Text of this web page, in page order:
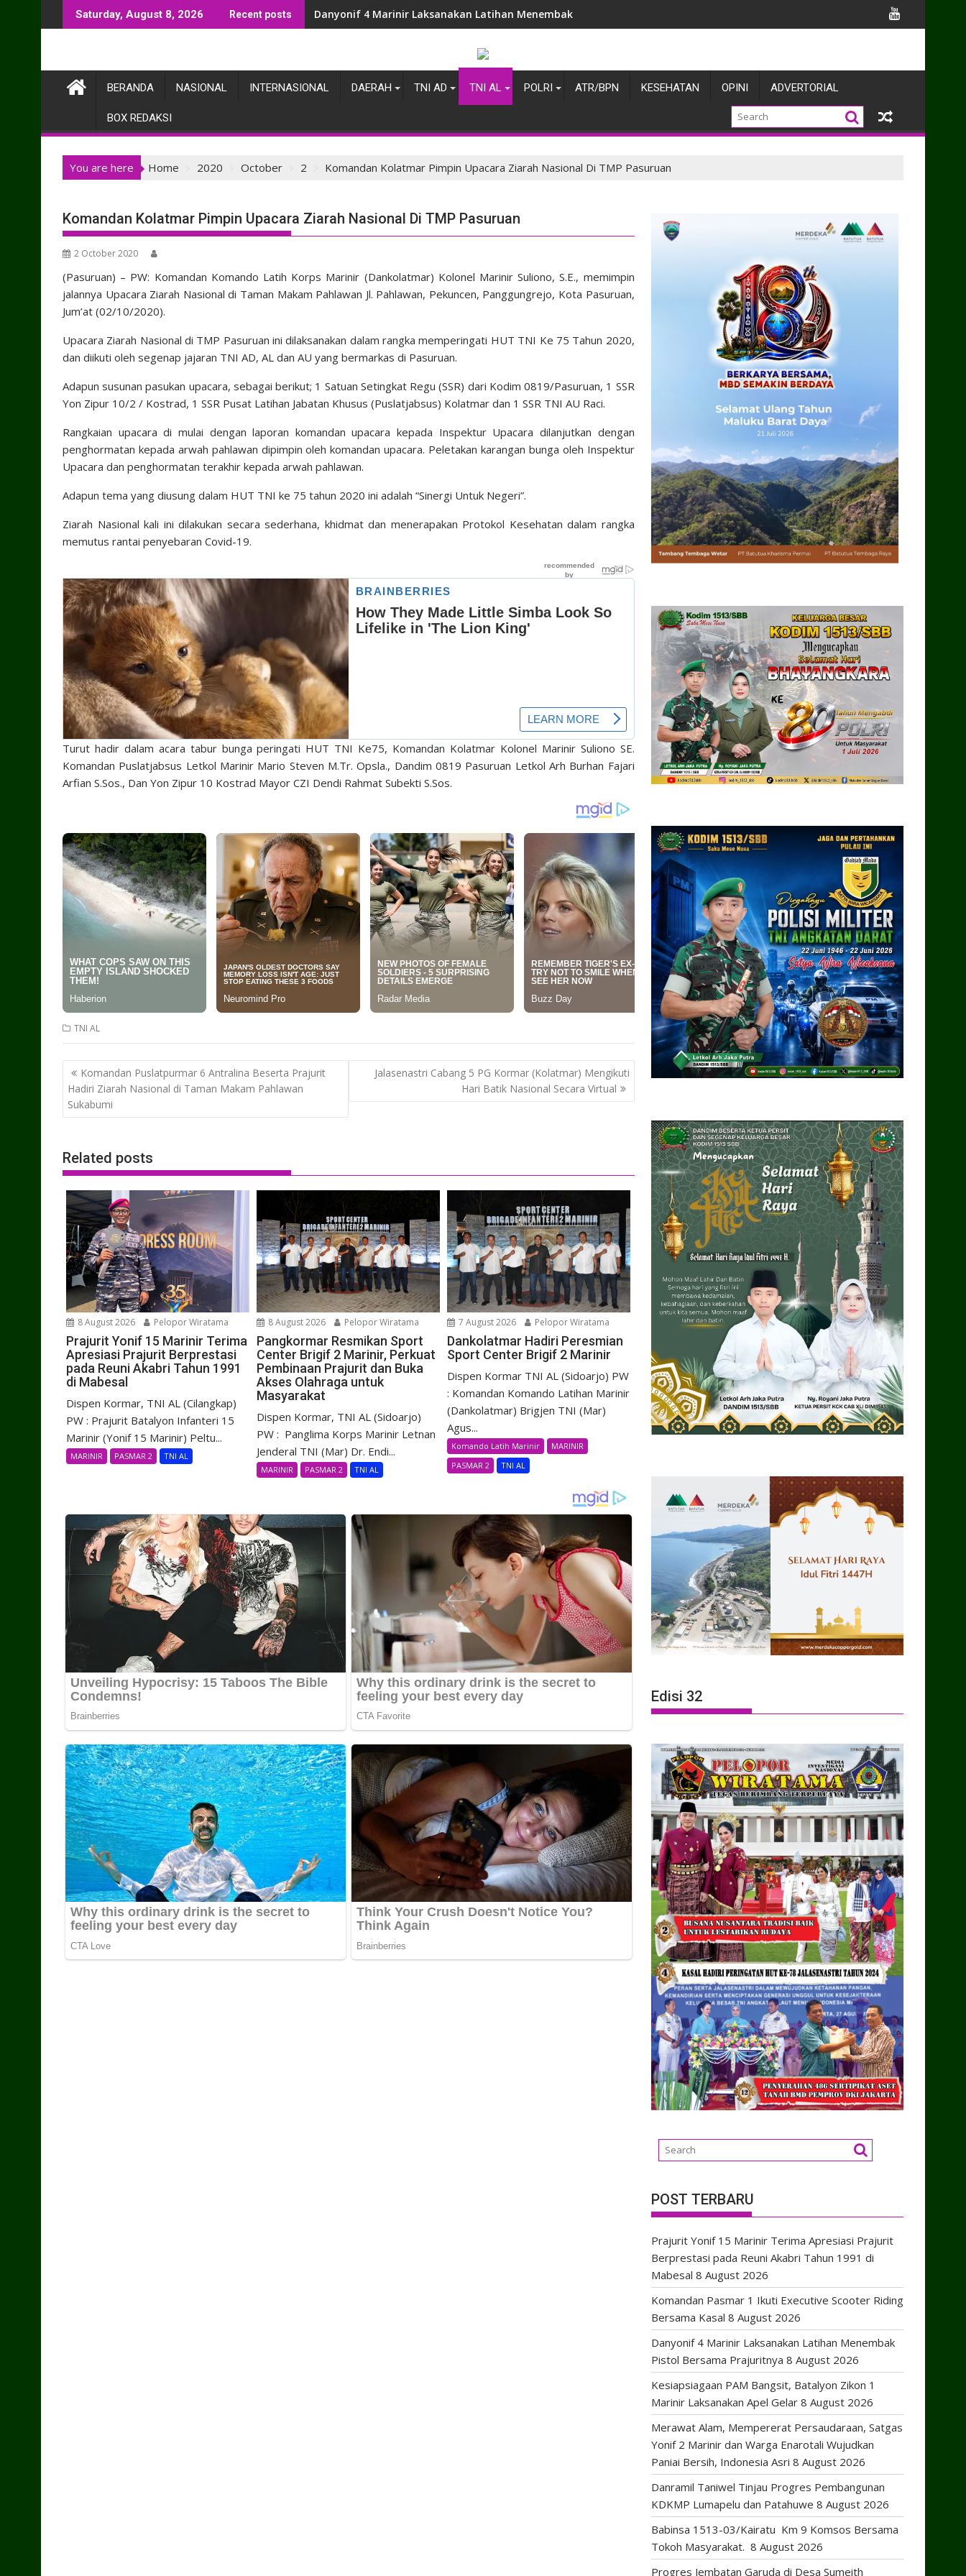
to
Saturday, August 8, 2026 Recent posts Danyonif 4 Marinir Laksanakan Latihan Menembak Pistol Bersama Prajuritnya
BERANDA NASIONAL INTERNASIONAL DAERAH TNI AD TNI AL POLRI ATR/BPN KESEHATAN OPINI ADVERTORIAL
BOX REDAKSI
You are here Home 2020 October 2 Komandan Kolatmar Pimpin Upacara Ziarah Nasional Di TMP Pasuruan
Komandan Kolatmar Pimpin Upacara Ziarah Nasional Di TMP Pasuruan
2 October 2020
(Pasuruan) – PW: Komandan Komando Latih Korps Marinir (Dankolatmar) Kolonel Marinir Suliono, S.E., memimpin
jalannya Upacara Ziarah Nasional di Taman Makam Pahlawan Jl. Pahlawan, Pekuncen, Panggungrejo, Kota Pasuruan,
Jum’at (02/10/2020).
Upacara Ziarah Nasional di TMP Pasuruan ini dilaksanakan dalam rangka memperingati HUT TNI Ke 75 Tahun 2020,
dan diikuti oleh segenap jajaran TNI AD, AL dan AU yang bermarkas di Pasuruan.
Adapun susunan pasukan upacara, sebagai berikut; 1 Satuan Setingkat Regu (SSR) dari Kodim 0819/Pasuruan, 1 SSR
Yon Zipur 10/2 / Kostrad, 1 SSR Pusat Latihan Jabatan Khusus (Puslatjabsus) Kolatmar dan 1 SSR TNI AU Raci.
Rangkaian upacara di mulai dengan laporan komandan upacara kepada Inspektur Upacara dilanjutkan dengan
penghormatan kepada arwah pahlawan dipimpin oleh komandan upacara. Peletakan karangan bunga oleh Inspektur
Upacara dan penghormatan terakhir kepada arwah pahlawan.
Adapun tema yang diusung dalam HUT TNI ke 75 tahun 2020 ini adalah “Sinergi Untuk Negeri”.
Ziarah Nasional kali ini dilakukan secara sederhana, khidmat dan menerapakan Protokol Kesehatan dalam rangka
memutus rantai penyebaran Covid-19.
Turut hadir dalam acara tabur bunga peringati HUT TNI Ke75, Komandan Kolatmar Kolonel Marinir Suliono SE.
Komandan Puslatjabsus Letkol Marinir Mario Steven M.Tr. Opsla., Dandim 0819 Pasuruan Letkol Arh Burhan Fajari
Arfian S.Sos., Dan Yon Zipur 10 Kostrad Mayor CZI Dendi Rahmat Subekti S.Sos.
TNI AL
Post
navigation
Komandan Puslatpurmar 6 Antralina Beserta Prajurit
Hadiri Ziarah Nasional di Taman Makam Pahlawan
Sukabumi
Jalasenastri Cabang 5 PG Kormar (Kolatmar) Mengikuti
Hari Batik Nasional Secara Virtual
Related posts
8 August 2026 Pelopor Wiratama
Prajurit Yonif 15 Marinir Terima
Apresiasi Prajurit Berprestasi
pada Reuni Akabri Tahun 1991
di Mabesal
Dispen Kormar, TNI AL (Cilangkap)
PW : Prajurit Batalyon Infanteri 15
Marinir (Yonif 15 Marinir) Peltu...
MARINIR PASMAR 2 TNI AL
8 August 2026 Pelopor Wiratama
Pangkormar Resmikan Sport
Center Brigif 2 Marinir, Perkuat
Pembinaan Prajurit dan Buka
Akses Olahraga untuk
Masyarakat
Dispen Kormar, TNI AL (Sidoarjo)
PW : Panglima Korps Marinir Letnan
Jenderal TNI (Mar) Dr. Endi...
MARINIR PASMAR 2 TNI AL
7 August 2026 Pelopor Wiratama
Dankolatmar Hadiri Peresmian
Sport Center Brigif 2 Marinir
Dispen Kormar TNI AL (Sidoarjo) PW
: Komandan Komando Latihan Marinir
(Dankolatmar) Brigjen TNI (Mar)
Agus...
Komando Latih Marinir
MARINIR
PASMAR 2
TNI AL
Edisi 32
POST TERBARU
Prajurit Yonif 15 Marinir Terima Apresiasi Prajurit
Berprestasi pada Reuni Akabri Tahun 1991 di
Mabesal 8 August 2026
Komandan Pasmar 1 Ikuti Executive Scooter Riding
Bersama Kasal 8 August 2026
Danyonif 4 Marinir Laksanakan Latihan Menembak
Pistol Bersama Prajuritnya 8 August 2026
Kesiapsiagaan PAM Bangsit, Batalyon Zikon 1
Marinir Laksanakan Apel Gelar 8 August 2026
Merawat Alam, Mempererat Persaudaraan, Satgas
Yonif 2 Marinir dan Warga Enarotali Wujudkan
Paniai Bersih, Indonesia Asri 8 August 2026
Danramil Taniwel Tinjau Progres Pembangunan
KDKMP Lumapelu dan Patahuwe 8 August 2026
Babinsa 1513-03/Kairatu Km 9 Komsos Bersama
Tokoh Masyarakat. 8 August 2026
Progres Jembatan Garuda di Desa Sumeith